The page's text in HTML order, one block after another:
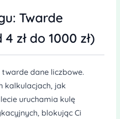
Twarde
zł do 1000 zł)
dane liczbowe.
kalkulacjach, jak
uruchamia kulę
blokując Ci